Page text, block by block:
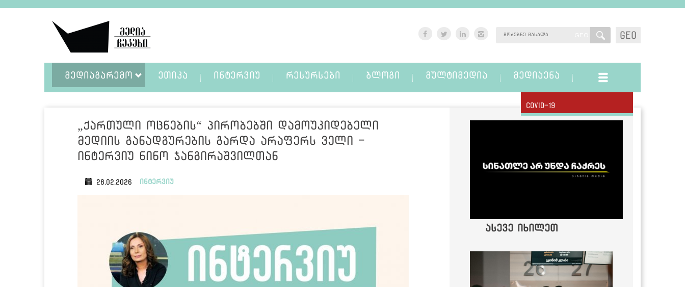
GEO
ᲛᲔᲓᲘᲐᲒᲐᲠᲔᲛᲝ ᲔᲗᲘᲙᲐ ᲘᲜᲢᲔᲠᲕᲘᲣ ᲠᲔᲡᲣᲠᲡᲔᲑᲘ ᲑᲚᲝᲒᲘ ᲛᲣᲚᲢᲘᲛᲔᲓᲘᲐ ᲛᲔᲓᲘᲐᲔᲜᲐ
Covid-19
„ქართული ოცნების“ პირობებში დამოუკიდებელი
მედიის განადგურების გარდა არაფერს ველი -
ინტერვიუ ნინო ჯანგირაშვილთან
28.02.2026 ინტერვიუ
ასევე იხილეთ